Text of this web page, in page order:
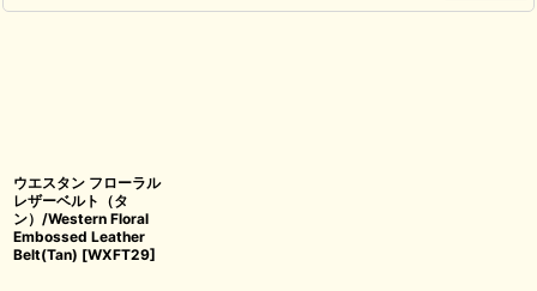
ウエスタン フローラル
レザーベルト（タ
ン）/Western Floral
Embossed Leather
Belt(Tan) [WXFT29]